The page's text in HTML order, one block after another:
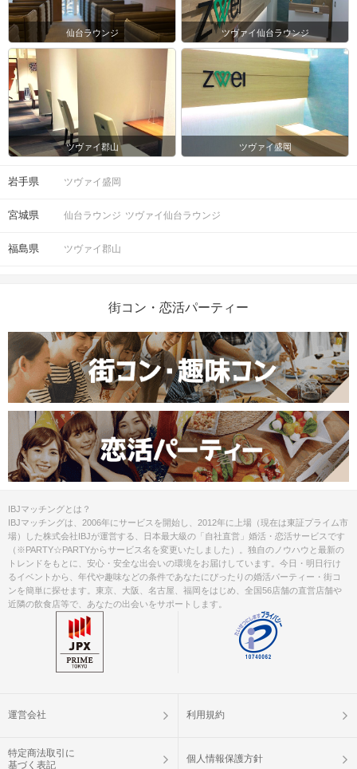
仙台ラウンジ ツヴァイ仙台ラウンジ
ツヴァイ郡山 ツヴァイ盛岡
岩手県 ツヴァイ盛岡
宮城県 仙台ラウンジ ツヴァイ仙台ラウンジ
福島県 ツヴァイ郡山
街コン・恋活パーティー
IBJマッチングとは？
IBJマッチングは、2006年にサービスを開始し、2012年に上場（現在は東証プライム市
場）した株式会社IBJが運営する、日本最大級の「自社直営」婚活・恋活サービスです
（※PARTY☆PARTYからサービス名を変更いたしました）。独自のノウハウと最新の
トレンドをもとに、安心・安全な出会いの環境をお届けしています。今日・明日行け
るイベントから、年代や趣味などの条件であなたにぴったりの婚活パーティー・街コ
ンを簡単に探せます。東京、大阪、名古屋、福岡をはじめ、全国56店舗の直営店舗や
近隣の飲食店等で、あなたの出会いをサポートします。
運営会社 利用規約
特定商法取引に
基づく表記
個人情報保護方針